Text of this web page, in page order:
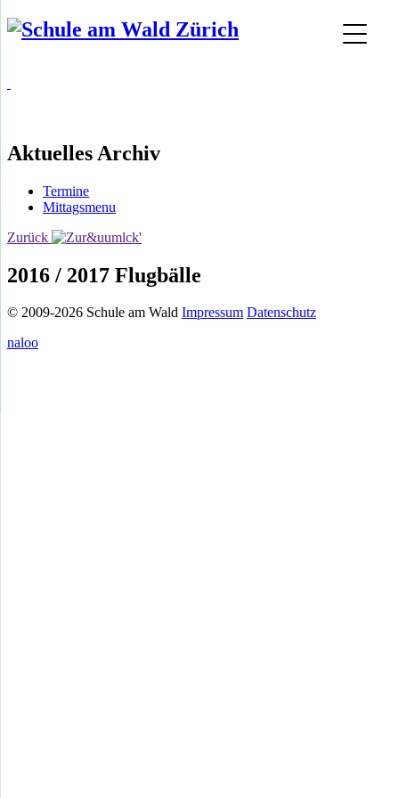
Aktuelles Archiv
Termine
Mittagsmenu
Zurück
2016 / 2017 Flugbälle
© 2009-2026 Schule am Wald Impressum Datenschutz
naloo